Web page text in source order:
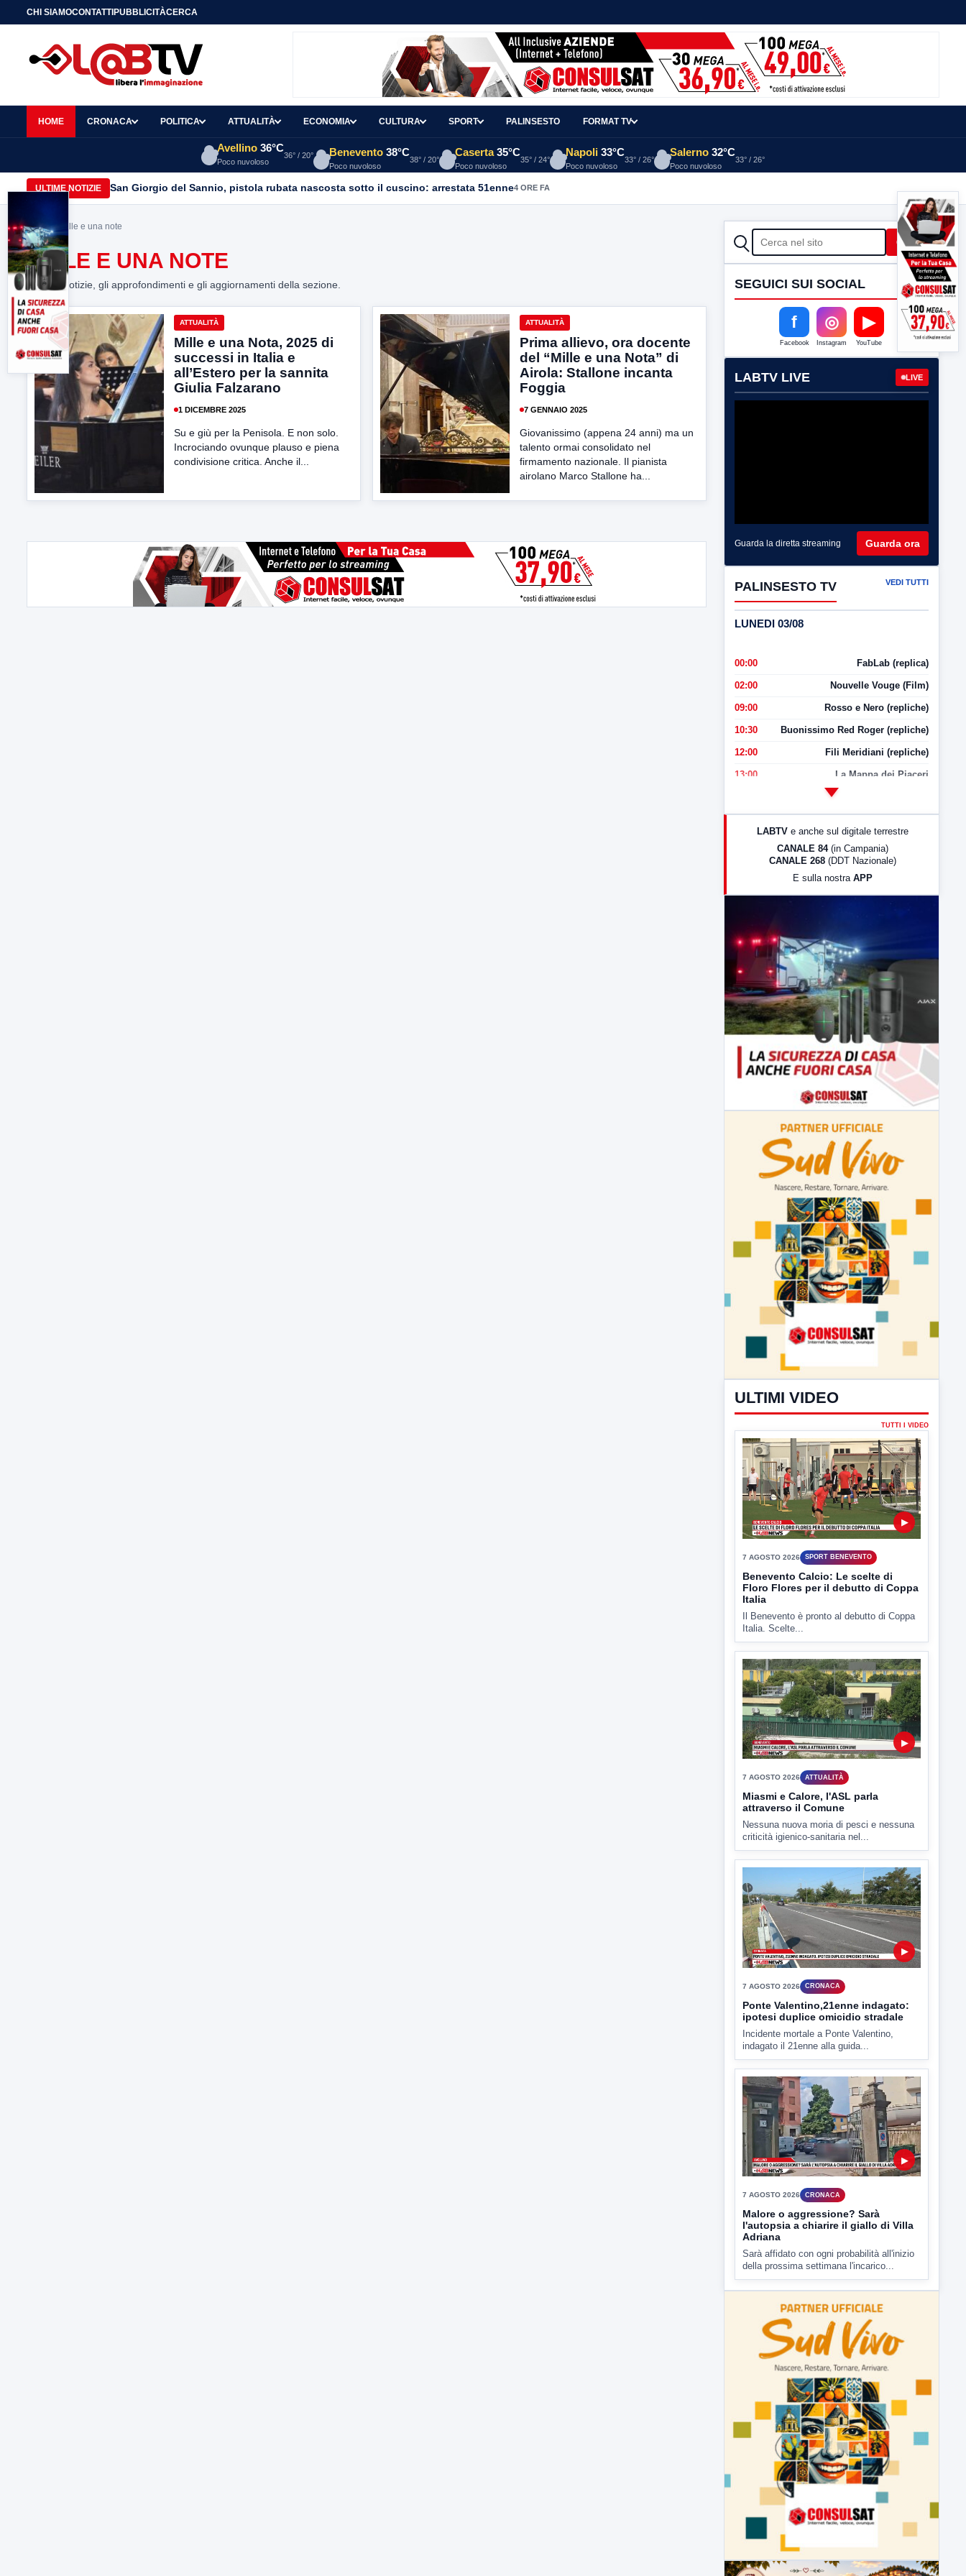
CHI SIAMOCONTATTIPUBBLICITÀCERCA
HOME CRONACA POLITICA ATTUALITÀ ECONOMIA CULTURA SPORT PALINSESTO FORMAT TV
Avellino 36°C
Poco nuvoloso
36° / 20° Benevento 38°C
Poco nuvoloso
38° / 20°
Caserta 35°C
Poco nuvoloso
35° / 24°
Napoli 33°C
Poco nuvoloso
33° / 26°
Salerno 32°C
Poco nuvoloso
33° / 26°
ULTIME NOTIZIE San Giorgio del Sannio, pistola rubata nascosta sotto il cuscino: arrestata 51enne4 ORE FA
Home> Mille e una note
MILLE E UNA NOTE
Tutte le notizie, gli approfondimenti e gli aggiornamenti della sezione.
ATTUALITÀ
Mille e una Nota, 2025 di
successi in Italia e
all’Estero per la sannita
Giulia Falzarano
1 DICEMBRE 2025
Su e giù per la Penisola. E non solo.
Incrociando ovunque plauso e piena
condivisione critica. Anche il...
ATTUALITÀ
Prima allievo, ora docente
del “Mille e una Nota” di
Airola: Stallone incanta
Foggia
7 GENNAIO 2025
Giovanissimo (appena 24 anni) ma un
talento ormai consolidato nel
firmamento nazionale. Il pianista
airolano Marco Stallone ha...
CERCA Cerca
SEGUICI SUI SOCIAL
f
Facebook
◎
Instagram
▶
YouTube
LABTV LIVE LIVE
Guarda la diretta streaming Guarda ora
PALINSESTO TV VEDI TUTTI
LUNEDI 03/08
00:00 FabLab (replica)
02:00 Nouvelle Vouge (Film)
09:00 Rosso e Nero (repliche)
10:30 Buonissimo Red Roger (repliche)
12:00 Fili Meridiani (repliche)
13:00 La Mappa dei Piaceri
LabNews (Diretta)
LABTV e anche sul digitale terrestre
CANALE 84 (in Campania)
CANALE 268 (DDT Nazionale)
E sulla nostra APP
ULTIMI VIDEO
TUTTI I VIDEO
7 AGOSTO 2026
Benevento Calcio: Le scelte di
Floro Flores per il debutto di Coppa
Italia
Il Benevento è pronto al debutto di Coppa
Italia. Scelte...
Miasmi e Calore, l'ASL parla
attraverso il Comune
Nessuna nuova moria di pesci e nessuna
criticità igienico-sanitaria nel...
▶
Ponte Valentino,21enne indagato:
ipotesi duplice omicidio stradale
Incidente mortale a Ponte Valentino,
indagato il 21enne alla guida...
7 AGOSTO 2026 CRONACA
Malore o aggressione? Sarà
l'autopsia a chiarire il giallo di Villa
Adriana
Sarà affidato con ogni probabilità all'inizio
della prossima settimana l'incarico...